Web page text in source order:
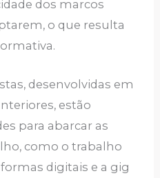
dos marcos
o que resulta
desenvolvidas em
estão
para abarcar as
como o trabalho
digitais e a gig